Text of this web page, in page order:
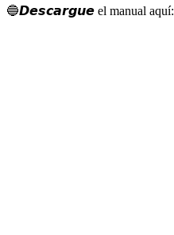
🔵𝘿𝙚𝙨𝙘𝙖𝙧𝙜𝙪𝙚 el manual aquí: